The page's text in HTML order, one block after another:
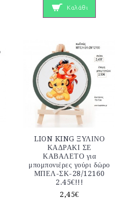
Καλάθι
LION KING ΞΥΛΙΝΟ
ΚΑΔΡΑΚΙ ΣΕ
ΚΑΒΑΛΕΤΟ για
μπομπονιέρες γούρι δώρο
ΜΠΕΛ-ΣΚ-28/12160
2.45€!!!
2,45€